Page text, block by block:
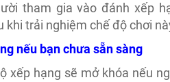
tham gia vào đánh xếp
khi trải nghiệm chế độ chơi
nếu bạn chưa sẵn sàng
xếp hạng sẽ mở khóa nếu